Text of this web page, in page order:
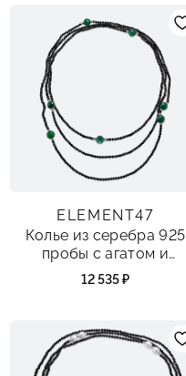
ELEMENT47
Колье из серебра 925
пробы с агатом и
шпинелью
12 535 ₽